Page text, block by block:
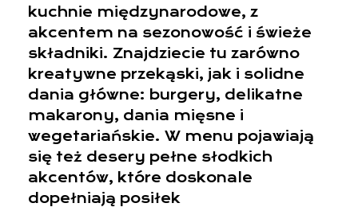
kuchnie międzynarodowe, z
akcentem na sezonowość i świeże
składniki. Znajdziecie tu zarówno
kreatywne przekąski, jak i solidne
dania główne: burgery, delikatne
makarony, dania mięsne i
wegetariańskie. W menu pojawiają
się też desery pełne słodkich
akcentów, które doskonale
dopełniają posiłek